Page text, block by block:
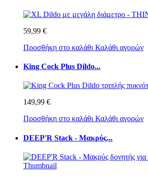
59,99 €
Προσθήκη στο καλάθι Καλάθι αγορών
King Cock Plus Dildo...
149,99 €
Προσθήκη στο καλάθι Καλάθι αγορών
DEEP'R Stack - Μακρύς...